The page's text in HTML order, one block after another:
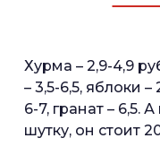
Хурма – 2,9-4,9
– 3,5-6,5, яблоки
6-7, гранат – 6,5.
шутку, он стоит